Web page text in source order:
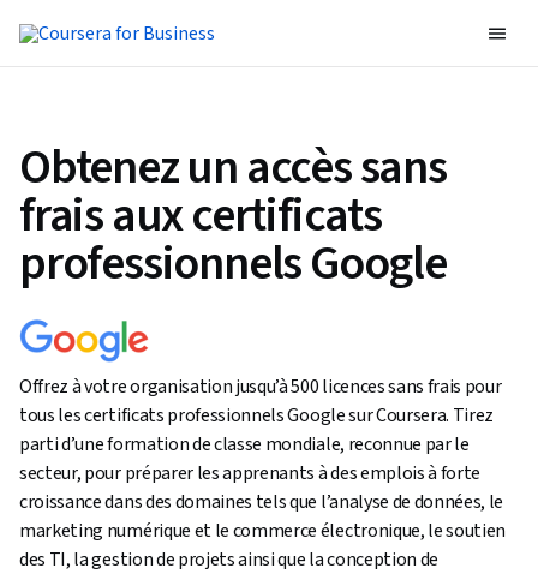
Obtenez un accès sans
frais aux certificats
professionnels Google
Offrez à votre organisation jusqu’à 500 licences sans frais pour
tous les certificats professionnels Google sur Coursera. Tirez
parti d’une formation de classe mondiale, reconnue par le
secteur, pour préparer les apprenants à des emplois à forte
croissance dans des domaines tels que l’analyse de données, le
marketing numérique et le commerce électronique, le soutien
des TI, la gestion de projets ainsi que la conception de